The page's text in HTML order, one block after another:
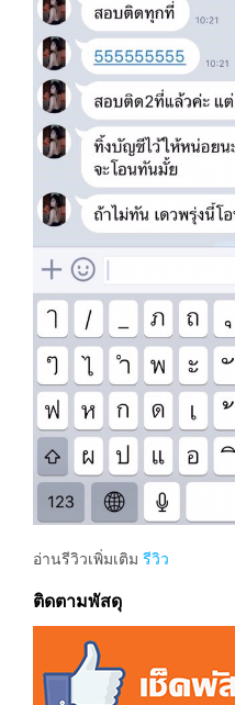
อ่านรีวิวเพิ่มเติม รีวิว
ติดตามพัสดุ